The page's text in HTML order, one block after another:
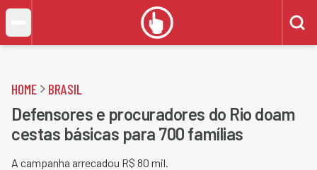
HOME BRASIL
Defensores e procuradores do Rio doam
cestas básicas para 700 famílias
A campanha arrecadou R$ 80 mil.